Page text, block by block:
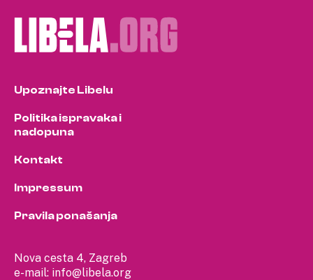
Nova cesta 4, Zagreb
e-mail: info@libela.org
Upoznajte Libelu
Politika ispravaka i
nadopuna
Kontakt
Impressum
Pravila ponašanja